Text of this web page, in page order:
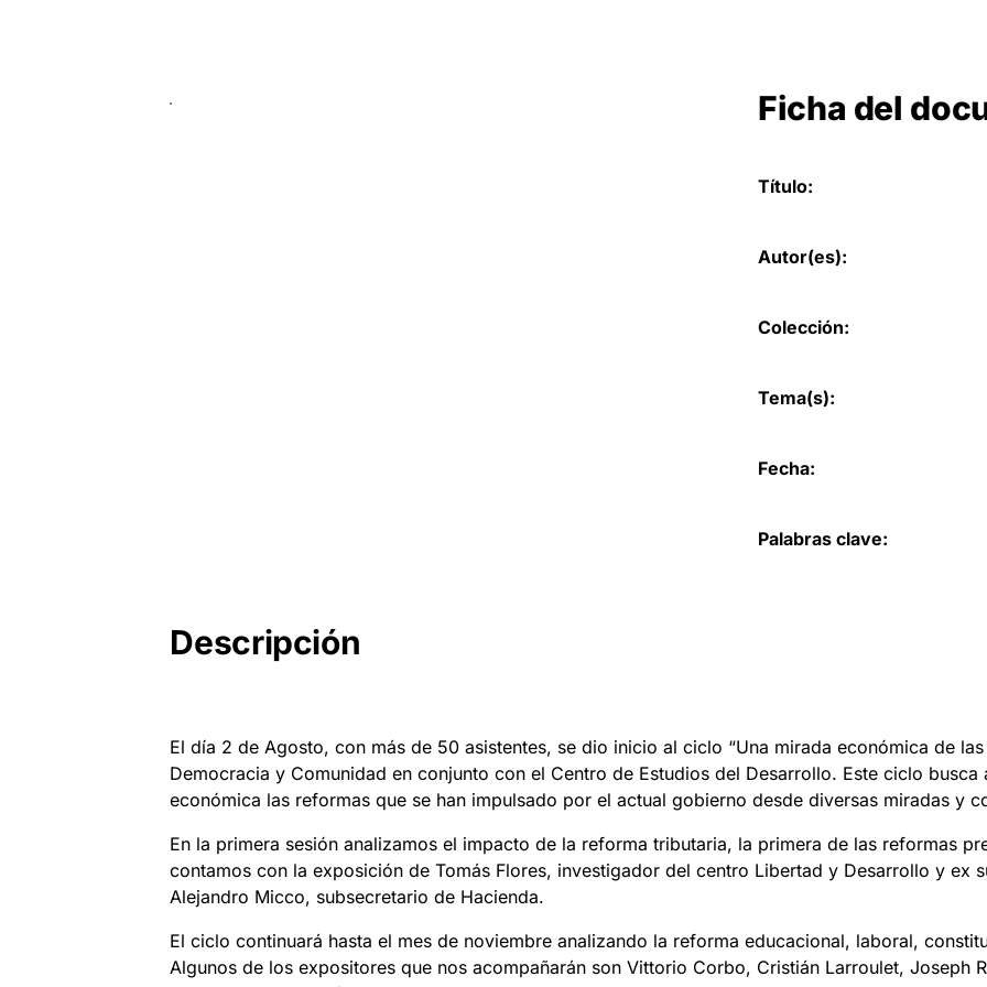
Ficha del
Título:
Autor(es):
Colección:
Tema(s):
Fecha:
Palabras clave:
Descripción
El día 2 de Agosto, con más de 50 asistentes, se dio inicio al ciclo “Una mirada económica de
Democracia y Comunidad en conjunto con el Centro de Estudios del Desarrollo. Este ciclo busca
económica las reformas que se han impulsado por el actual gobierno desde diversas miradas y
En la primera sesión analizamos el impacto de la reforma tributaria, la primera de las reformas
contamos con la exposición de Tomás Flores, investigador del centro Libertad y Desarrollo y ex
Alejandro Micco, subsecretario de Hacienda.
El ciclo continuará hasta el mes de noviembre analizando la reforma educacional, laboral,
Algunos de los expositores que nos acompañarán son Vittorio Corbo, Cristián Larroulet, Joseph